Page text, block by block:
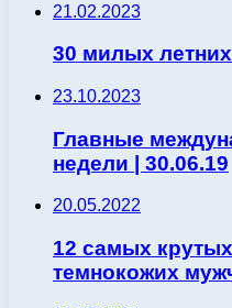
21.02.2023
30 милых
23.10.2023
Главные
недели | 30.06.19
20.05.2022
12 самых
темнокожих